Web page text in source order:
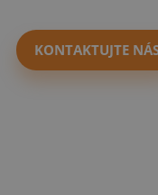
KONTAKTUJTE